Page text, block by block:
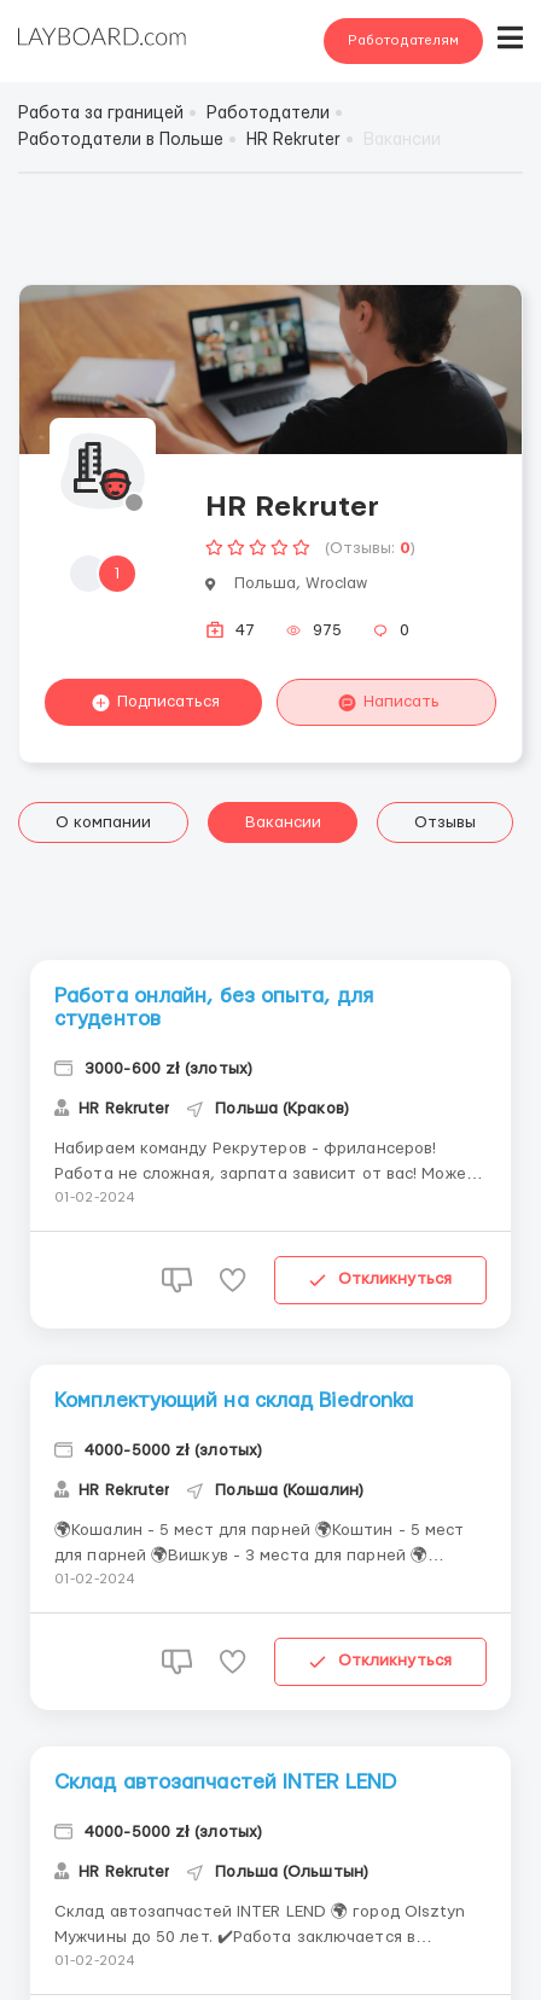
Работодателям
Работа за границей
Работодатели
Работодатели в Польше
HR Rekruter
1
HR Rekruter
(Отзывы: 0)
Польша, Wroclaw
47 975 0
Подписаться Написать
О компании Вакансии Отзывы
Работа онлайн, без опыта, для
студентов
3000-600 zł (злотых)
HR Rekruter Польша (Краков)
Набираем команду Рекрутеров - фрилансеров!
Работа не сложная, зарпата зависит от вас! Можете
работать где хотите и сколько хотите! Что нужно
отвечать на сообщения Договариваться с ними о
01-02-2024
Откликнуться
Комплектующий на склад Biedronka
4000-5000 zł (злотых)
HR Rekruter Польша (Кошалин)
🌍Кошалин - 5 мест для парней 🌍Коштин - 5 мест
для парней 🌍Вишкув - 3 места для парней 🌍
Ольштин - 6 мест для парней 🌍 Гожув
заключается в сборе продовольственных товаров
на паллеты с помощью эл...
01-02-2024
Откликнуться
Склад автозапчастей INTER LEND
4000-5000 zł (злотых)
HR Rekruter Польша (Ольштын)
Склад автозапчастей INTER LEND 🌍 город Olsztyn
Мужчины до 50 лет. ✔️Работа заключается в
инвентаризации находящихся на складе товаров.
01-02-2024